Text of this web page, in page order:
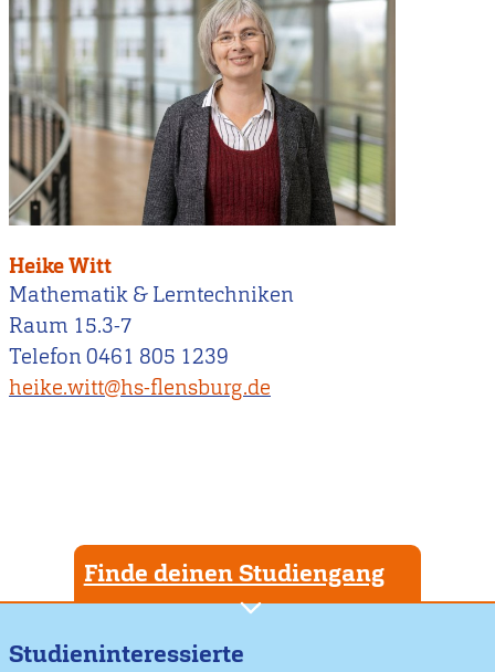
Heike Witt
Mathematik & Lerntechniken
Raum 15.3-7
Telefon 0461 805 1239
heike.witt@hs-flensburg.de
Finde deinen Studiengang
Studieninteressierte